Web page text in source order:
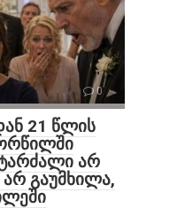
0
21 წლის
არ
გაუმხილა,